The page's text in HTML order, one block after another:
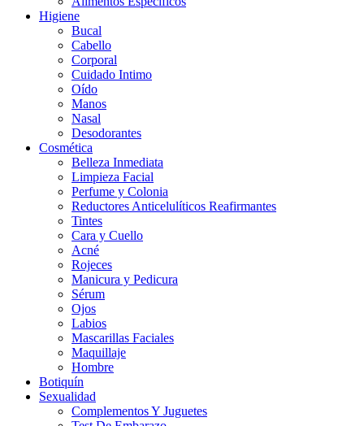
Higiene
Bucal
Cabello
Corporal
Cuidado Intimo
Oído
Manos
Nasal
Desodorantes
Cosmética
Belleza Inmediata
Limpieza Facial
Perfume y Colonia
Reductores Anticelulíticos Reafirmantes
Tintes
Cara y Cuello
Acné
Rojeces
Manicura y Pedicura
Sérum
Ojos
Labios
Mascarillas Faciales
Maquillaje
Hombre
Botiquín
Sexualidad
Complementos Y Juguetes